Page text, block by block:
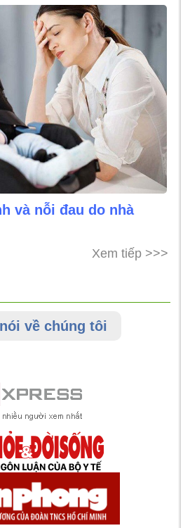
và nỗi đau do nhà
Xem tiếp >>>
về chúng tôi